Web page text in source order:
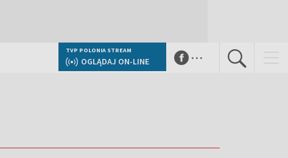
TVP POLONIA STREAM
OGLĄDAJ ON-LINE ...